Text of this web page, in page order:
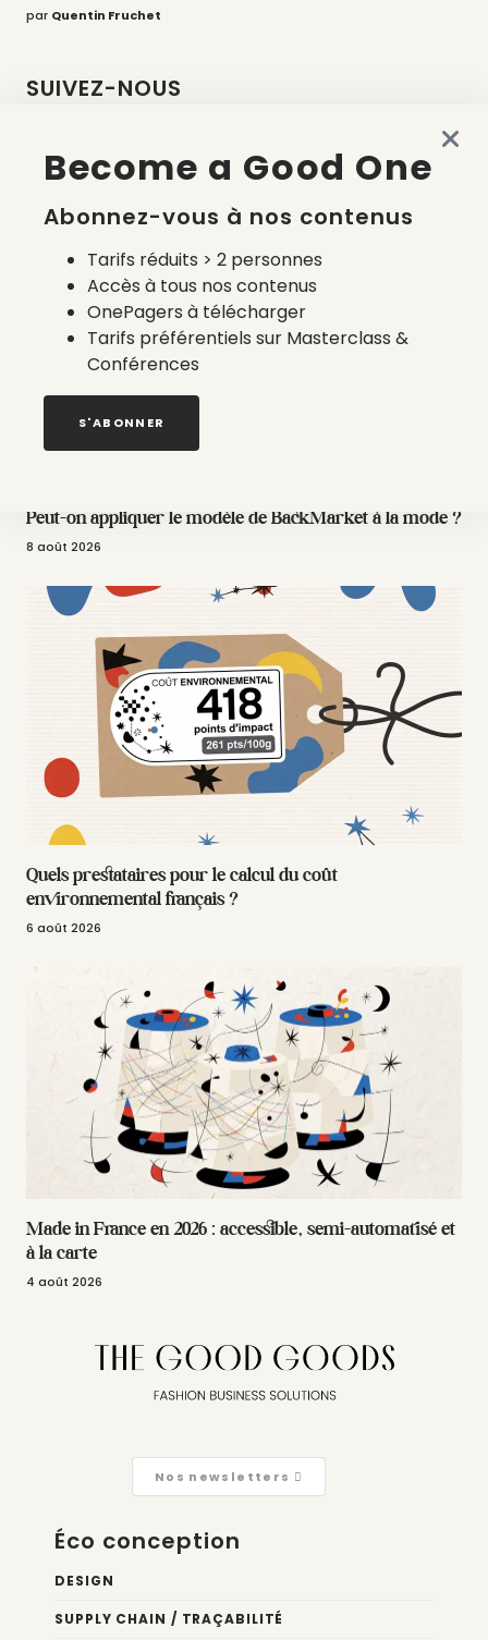
par Quentin Fruchet
SUIVEZ-NOUS
LES DERNIERS ARTICLES
Peut-on appliquer le modèle de BackMarket à la mode ?
8 août 2026
Quels prestataires pour le calcul du coût
environnemental français ?
6 août 2026
Made in France en 2026 : accessible, semi-automatisé et
à la carte
4 août 2026
Nos newsletters
Éco conception
DESIGN
SUPPLY CHAIN / TRAÇABILITÉ
Become a Good One
Abonnez-vous à nos contenus
Tarifs réduits > 2 personnes
Accès à tous nos contenus
OnePagers à télécharger
Tarifs préférentiels sur Masterclass &
Conférences
S'ABONNER